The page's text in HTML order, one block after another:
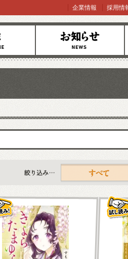
お知らせ
企業情報 採用情
すべて